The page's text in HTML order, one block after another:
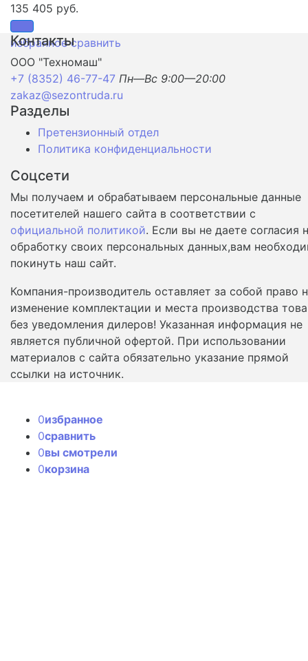
избранное сравнить
135 405 руб.
Контакты
ООО "Техномаш"
+7 (8352) 46-77-47 Пн—Вс 9:00—20:00
zakaz@sezontruda.ru
Разделы
Претензионный отдел
Политика конфиденциальности
Соцсети
Мы получаем и обрабатываем персональные данные
посетителей нашего сайта в соответствии с
официальной политикой. Если вы не даете согласия
обработку своих персональных данных,вам
покинуть наш сайт.
Компания-производитель оставляет за собой право
изменение комплектации и места производства
без уведомления дилеров! Указанная информация не
является публичной офертой. При использовании
материалов с сайта обязательно указание прямой
ссылки на источник.
0избранное
0сравнить
0вы смотрели
0корзина